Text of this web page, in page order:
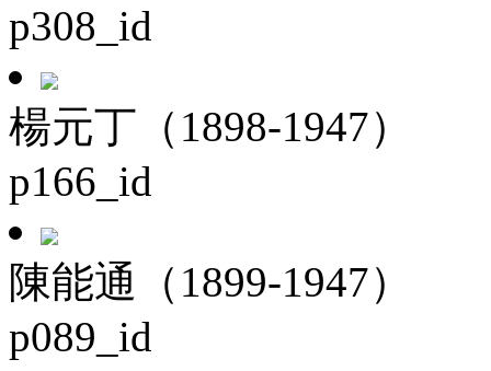
p308_id
楊元丁（1898-1947）
p166_id
陳能通（1899-1947）
p089_id